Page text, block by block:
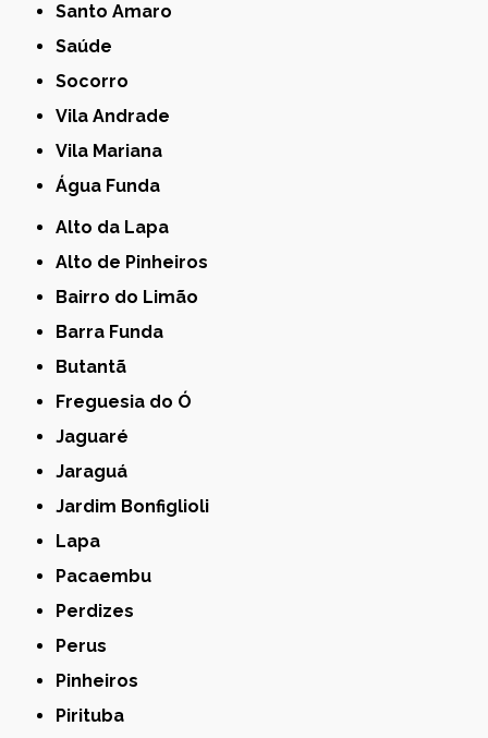
Santo Amaro
Saúde
Socorro
Vila Andrade
Vila Mariana
Água Funda
Alto da Lapa
Alto de Pinheiros
Bairro do Limão
Barra Funda
Butantã
Freguesia do Ó
Jaguaré
Jaraguá
Jardim Bonfiglioli
Lapa
Pacaembu
Perdizes
Perus
Pinheiros
Pirituba